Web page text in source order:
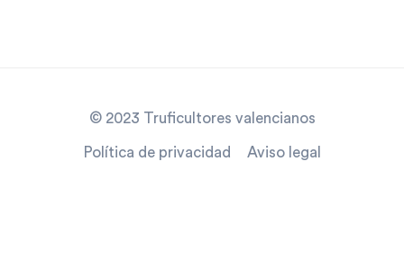
© 2023 Truficultores valencianos
Política de privacidad Aviso legal